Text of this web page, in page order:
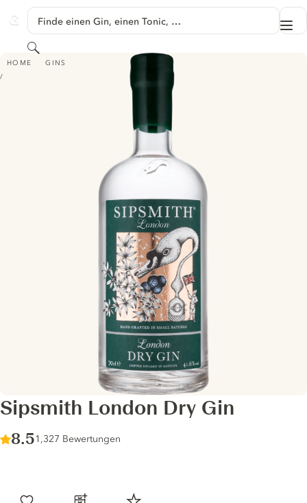
GINVENTORY
Finde einen Gin, einen Tonic, …
Suchen
HOME GINS
SIPSMITH LONDON DRY GIN
Sipsmith London Dry Gin
Score :
8.5/ 10
1,327 Bewertungen